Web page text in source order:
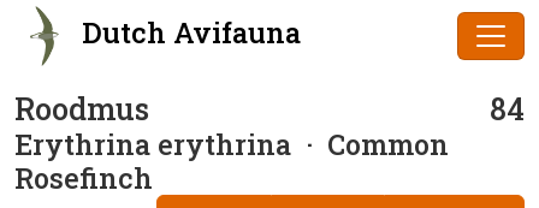
Dutch Avifauna
Roodmus 84
Erythrina erythrina · Common
Rosefinch